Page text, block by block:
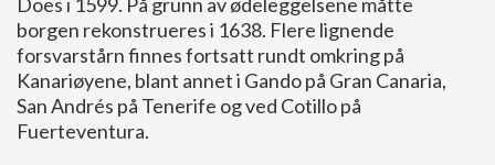
Does i 1599. På grunn av ødeleggelsene måtte
borgen rekonstrueres i 1638. Flere lignende
forsvarstårn finnes fortsatt rundt omkring på
Kanariøyene, blant annet i Gando på Gran Canaria,
San Andrés på Tenerife og ved Cotillo på
Fuerteventura.